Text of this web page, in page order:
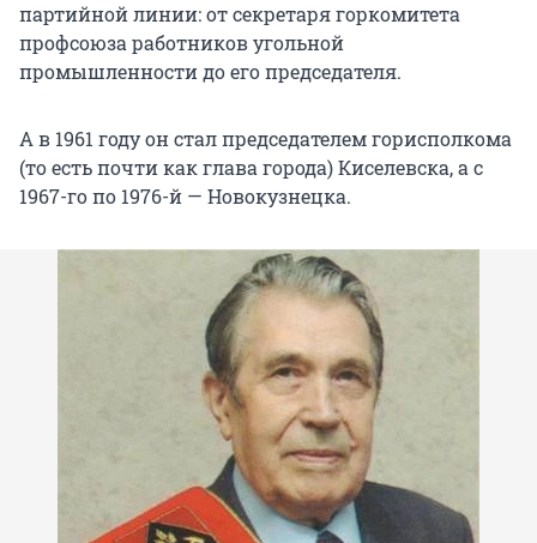
партийной линии: от секретаря горкомитета
профсоюза работников угольной
промышленности до его председателя.
А в 1961 году он стал председателем горисполкома
(то есть почти как глава города) Киселевска, а с
1967-го по 1976-й — Новокузнецка.